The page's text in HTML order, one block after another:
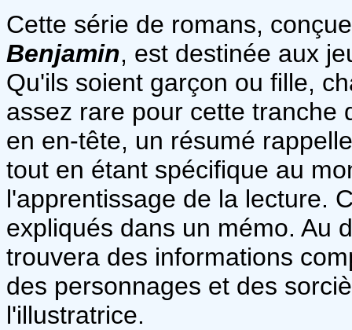
Cette série de romans,
Benjamin, est destinée aux
Qu'ils soient garçon ou fille,
assez rare pour cette tranche
en en-tête, un résumé
tout en étant spécifique au
l'apprentissage de la lecture.
expliqués dans un mémo. Au
trouvera des informations
des personnages et des
l'illustratrice.